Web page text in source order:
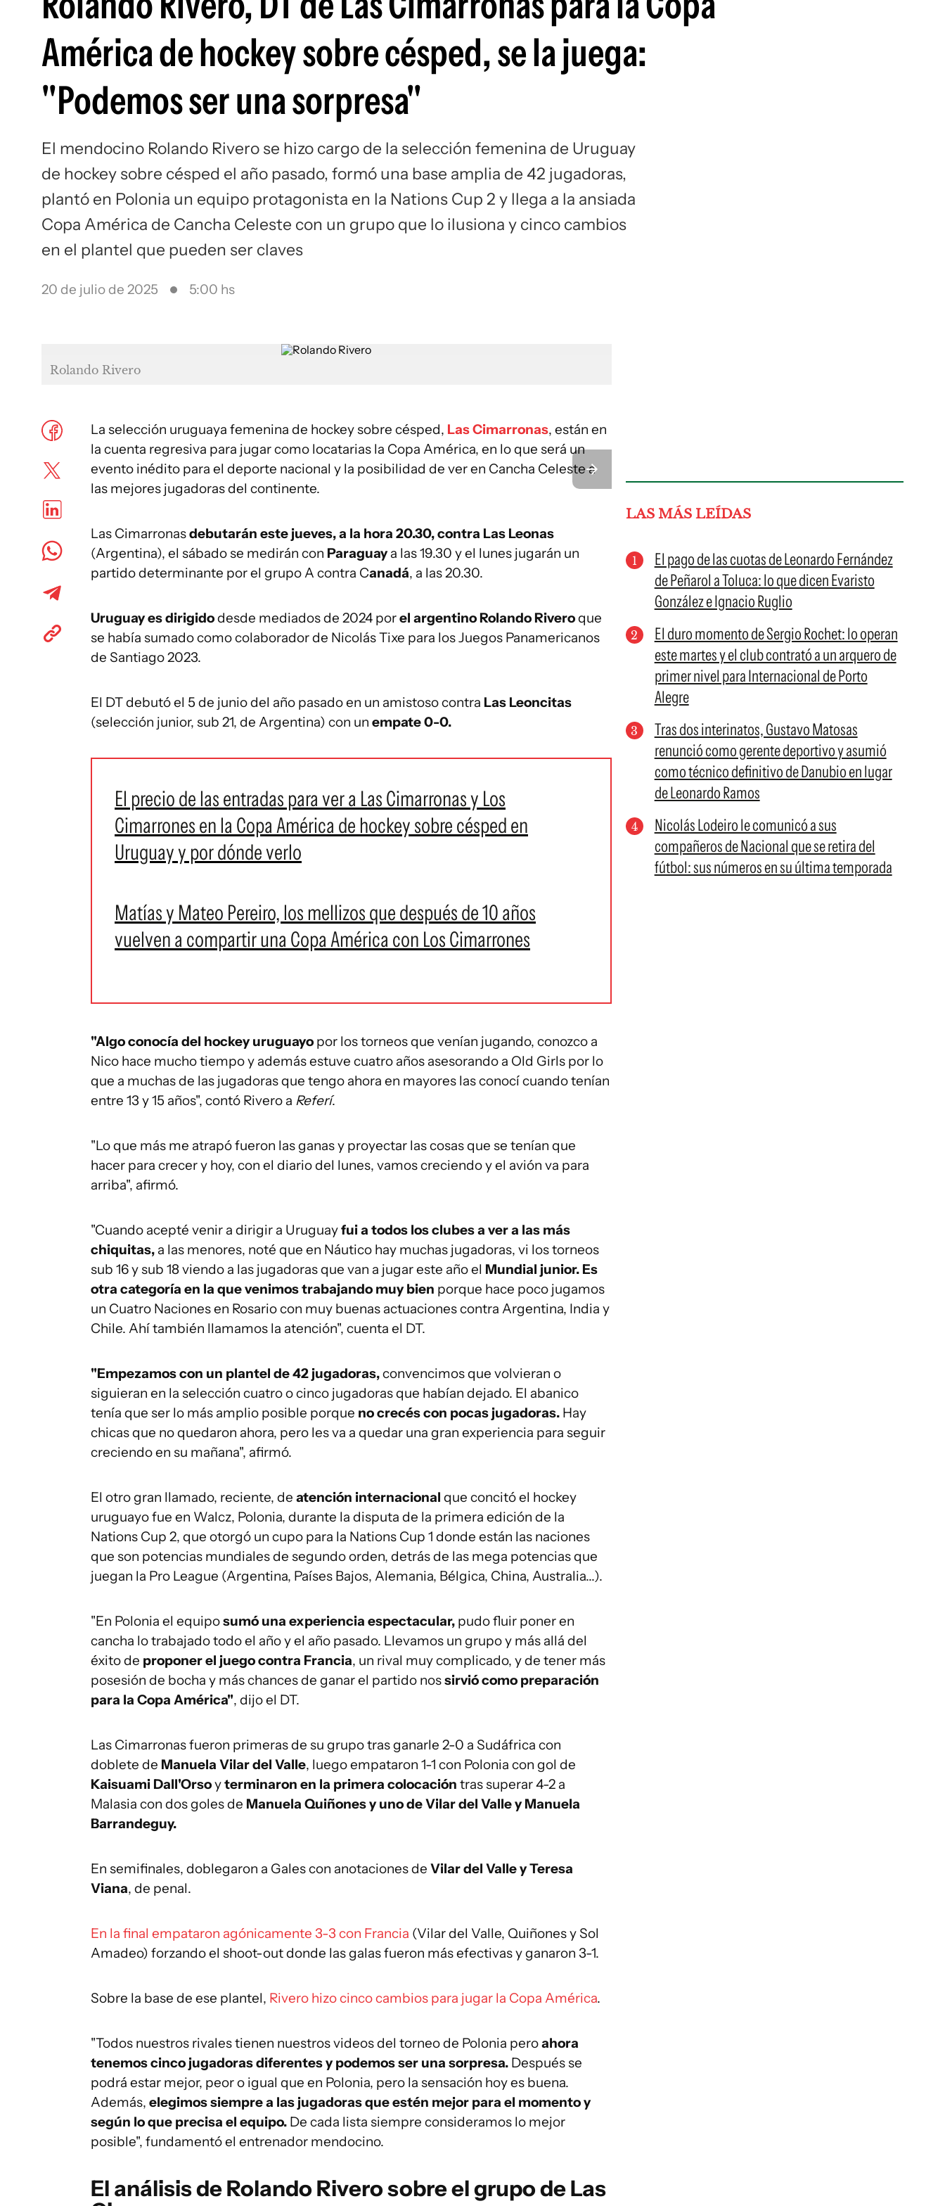
América de hockey sobre césped, se la juega:
"Podemos ser una sorpresa"
El mendocino Rolando Rivero se hizo cargo de la selección femenina de Uruguay
de hockey sobre césped el año pasado, formó una base amplia de 42 jugadoras,
plantó en Polonia un equipo protagonista en la Nations Cup 2 y llega a la ansiada
Copa América de Cancha Celeste con un grupo que lo ilusiona y cinco cambios
en el plantel que pueden ser claves
20 de julio de 2025 5:00 hs
Rolando Rivero
La selección uruguaya femenina de hockey sobre césped, Las Cimarronas, están en
la cuenta regresiva para jugar como locatarias la Copa América, en lo que será un
evento inédito para el deporte nacional y la posibilidad de ver en Cancha Celeste a
las mejores jugadoras del continente.
Las Cimarronasdebutarán este jueves, a la hora 20.30, contra Las Leonas
(Argentina), el sábado se medirán con Paraguaya las 19.30 y el lunes jugarán un
partido determinante por el grupo A contra Canadá, a las 20.30.
Uruguay es dirigidodesde mediados de 2024 porel argentino Rolando Riveroque
se había sumado como colaborador de Nicolás Tixe para los Juegos Panamericanos
de Santiago 2023.
El DT debutó el 5 de junio del año pasado en un amistoso contra Las Leoncitas
(selección junior, sub 21, de Argentina) con un empate 0-0.
El precio de las entradas para ver a Las Cimarronas y Los
Cimarrones en la Copa América de hockey sobre césped en
Uruguay y por dónde verlo
Matías y Mateo Pereiro, los mellizos que después de 10 años
vuelven a compartir una Copa América con Los Cimarrones
"Algo conocía del hockey uruguayo por los torneos que venían jugando, conozco a
Nico hace mucho tiempo y además estuve cuatro años asesorando a Old Girls por lo
que a muchas de las jugadoras que tengo ahora en mayores las conocí cuando tenían
entre 13 y 15 años", contó Rivero a Referí.
"Lo que más me atrapó fueron las ganas y proyectar las cosas que se tenían que
hacer para crecer y hoy, con el diario del lunes, vamos creciendo y el avión va para
arriba", afirmó.
"Cuando acepté venir a dirigir a Uruguayfui a todos los clubes a ver a las más
chiquitas, a las menores, noté que en Náutico hay muchas jugadoras, vi los torneos
sub 16 y sub 18 viendo a las jugadoras que van a jugar este año el Mundial junior. Es
otra categoría en la que venimos trabajando muy bien porque hace poco jugamos
un Cuatro Naciones en Rosario con muy buenas actuaciones contra Argentina, India y
Chile. Ahí también llamamos la atención", cuenta el DT.
"Empezamos con un plantel de 42 jugadoras,convencimos que volvieran o
siguieran en la selección cuatro o cinco jugadoras que habían dejado. El abanico
tenía que ser lo más amplio posible porque no crecés con pocas jugadoras. Hay
chicas que no quedaron ahora, pero les va a quedar una gran experiencia para seguir
creciendo en su mañana", afirmó.
El otro gran llamado, reciente, de atención internacional que concitó el hockey
uruguayo fue en Walcz, Polonia, durante la disputa de la primera edición de la
Nations Cup 2, que otorgó un cupo para la Nations Cup 1 donde están las naciones
que son potencias mundiales de segundo orden, detrás de las mega potencias que
juegan la Pro League (Argentina, Países Bajos, Alemania, Bélgica, China, Australia...).
"En Polonia el equiposumó una experiencia espectacular, pudo fluir poner en
cancha lo trabajado todo el año y el año pasado. Llevamos un grupo y más allá del
éxito de proponer el juego contra Francia, un rival muy complicado, y de tener más
posesión de bocha y más chances de ganar el partido nossirvió como preparación
para la Copa América", dijo el DT.
Las Cimarronas fueron primeras de su grupo tras ganarle 2-0 a Sudáfrica con
doblete de Manuela Vilar del Valle, luego empataron 1-1 con Polonia con gol de
Kaisuami Dall'Orsoyterminaron en la primera colocación tras superar 4-2 a
Malasia con dos goles de Manuela Quiñones y uno de Vilar del Valle y Manuela
Barrandeguy.
En semifinales, doblegaron a Gales con anotaciones de Vilar del Valle y Teresa
Viana, de penal.
En la final empataron agónicamente 3-3 con Francia (Vilar del Valle, Quiñones y Sol
Amadeo) forzando el shoot-out donde las galas fueron más efectivas y ganaron 3-1.
Sobre la base de ese plantel, Rivero hizo cinco cambios para jugar la Copa América.
"Todos nuestros rivales tienen nuestros videos del torneo de Polonia peroahora
tenemos cinco jugadoras diferentes y podemos ser una sorpresa. Después se
podrá estar mejor, peor o igual que en Polonia, pero la sensación hoy es buena.
Además, elegimos siempre a las jugadoras que estén mejor para el momento y
según lo que precisa el equipo. De cada lista siempre consideramos lo mejor
posible", fundamentó el entrenador mendocino.
El análisis de Rolando Rivero sobre el grupo de Las
LAS MÁS LEÍDAS
El pago de las cuotas de Leonardo Fernández
de Peñarol a Toluca: lo que dicen Evaristo
González e Ignacio Ruglio
El duro momento de Sergio Rochet: lo operan
este martes y el club contrató a un arquero de
primer nivel para Internacional de Porto
Alegre
Tras dos interinatos, Gustavo Matosas
renunció como gerente deportivo y asumió
como técnico definitivo de Danubio en lugar
de Leonardo Ramos
Nicolás Lodeiro le comunicó a sus
compañeros de Nacional que se retira del
fútbol: sus números en su última temporada